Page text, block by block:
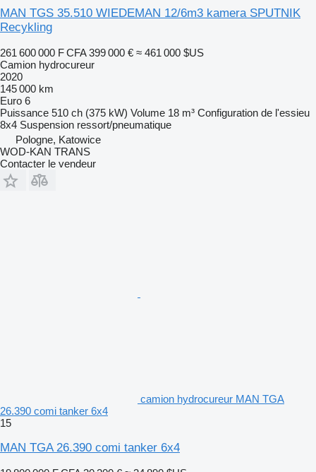
MAN TGS 35.510 WIEDEMAN 12/6m3 kamera SPUTNIK
Recykling
261 600 000 F CFA 399 000 € ≈ 461 000 $US
Camion hydrocureur
2020
145 000 km
Euro 6
Puissance 510 ch (375 kW) Volume 18 m³ Configuration de l'essieu
8x4 Suspension ressort/pneumatique
Pologne, Katowice
WOD-KAN TRANS
Contacter le vendeur
camion hydrocureur MAN TGA
26.390 comi tanker 6x4
15
MAN TGA 26.390 comi tanker 6x4